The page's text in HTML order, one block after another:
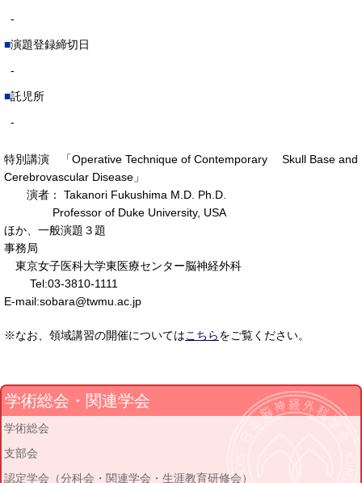
-
演題登録締切日
-
託児所
-
特別講演 「Operative Technique of Contemporary Skull Base and
Cerebrovascular Disease」
演者： Takanori Fukushima M.D. Ph.D.
Professor of Duke University, USA
ほか、一般演題３題
事務局
東京女子医科大学東医療センター脳神経外科
Tel:03-3810-1111
E-mail:sobara@twmu.ac.jp
※なお、領域講習の開催についてはこちらをご覧ください。
学術総会・関連学会
学術総会
支部会
認定学会（分科会・関連学会・生涯教育研修会）